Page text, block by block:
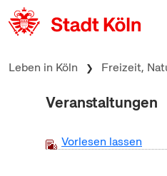
zum Inhalt springen
Leben in Köln Freizeit,
Veranstaltungen
Vorlesen lassen